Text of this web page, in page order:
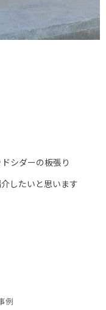
シダーの板張り
したいと思います
例